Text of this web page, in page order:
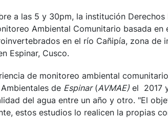
a las 5 y 30pm, la institución Derechos
Ambiental Comunitario basada
en el río Cañipía, zona de
Espinar, Cusco.
de monitoreo ambiental
de Espinar(AVMAE) el 2017
del agua entre un año y otro. "El
estos estudios lo realicen la propias